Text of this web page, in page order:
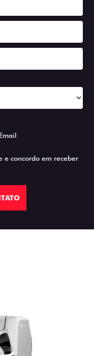
Email
e concordo em receber